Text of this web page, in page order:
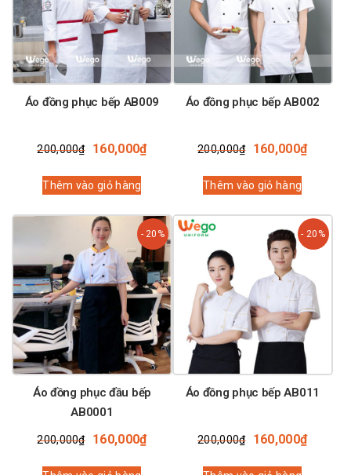
Áo đồng phục bếp AB009
200,000₫
Giá
là:
160,000₫Giá
160,000₫.
Thêm vào giỏ hàng
Áo đồng phục bếp AB002
200,000₫
Giá
là:
160,000₫Giá
Thêm vào giỏ hàng
- 20%
Áo đồng phục đầu bếp
AB0001
200,000₫
Giá
160,000₫Giá
- 20%
Áo đồng phục bếp AB011
200,000₫
Giá
160,000₫Giá